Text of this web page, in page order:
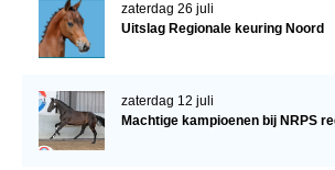
zaterdag 26 juli
Uitslag Regionale keuring Noord
zaterdag 12 juli
Machtige kampioenen bij NRPS